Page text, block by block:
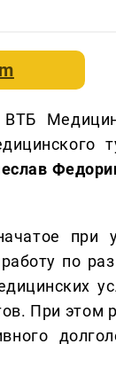
при
по
При этом